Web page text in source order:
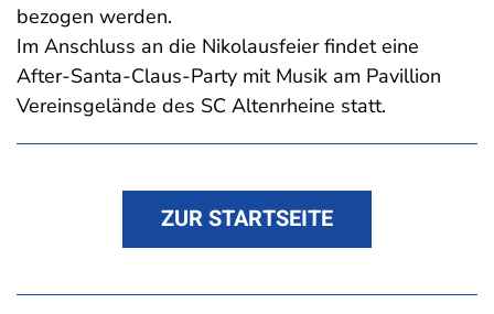
bezogen werden.
Im Anschluss an die Nikolausfeier findet eine
After-Santa-Claus-Party mit Musik am Pavillion
Vereinsgelände des SC Altenrheine statt.
ZUR STARTSEITE